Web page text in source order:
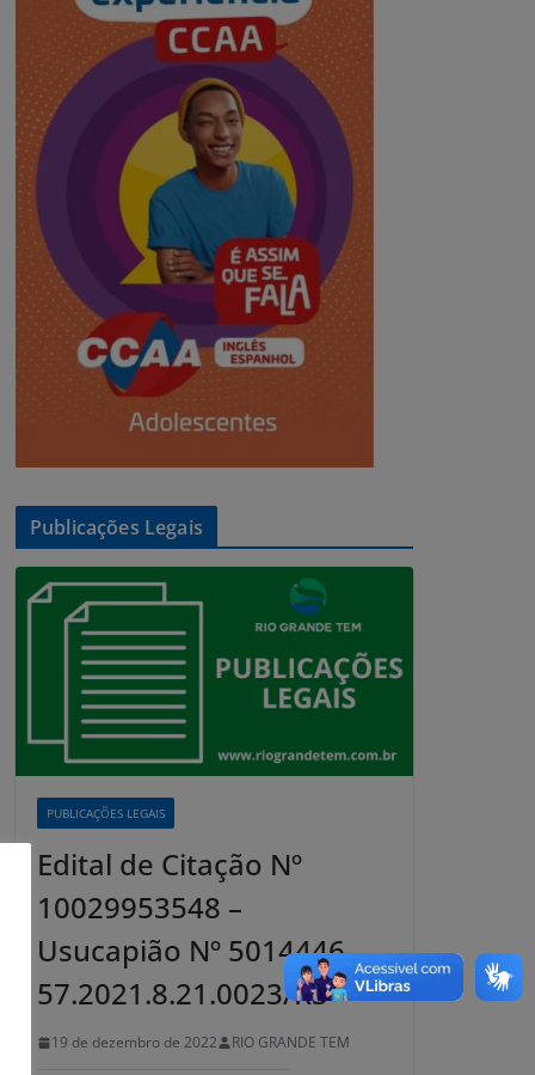
Publicações Legais
PUBLICAÇÕES LEGAIS
Edital de Citação Nº
10029953548 –
Usucapião Nº 5014446-
57.2021.8.21.0023/RS
19 de dezembro de 2022 RIO GRANDE TEM